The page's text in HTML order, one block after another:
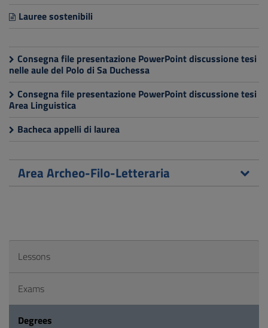
Lauree sostenibili
Consegna file presentazione PowerPoint discussione tesi
nelle aule del Polo di Sa Duchessa
Consegna file presentazione PowerPoint discussione tesi
Area Linguistica
Bacheca appelli di laurea
Area Archeo-Filo-Letteraria
Lessons
Exams
Degrees